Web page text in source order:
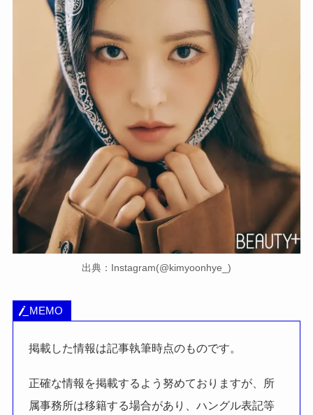
出典：Instagram(@kimyoonhye_)
MEMO
掲載した情報は記事執筆時点のものです。
正確な情報を掲載するよう努めておりますが、所
属事務所は移籍する場合があり、ハングル表記等